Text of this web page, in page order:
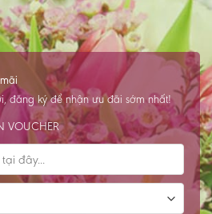
đăng ký để nhận ưu đãi sớm nhất!
VOUCHER